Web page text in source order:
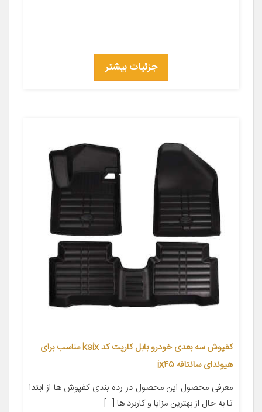
جزئیات بیشتر
کفپوش سه بعدی خودرو بابل کارپت کد ksix مناسب برای
هیوندای سانتافه ix45
معرفی محصول این محصول در رده بندی کفپوش ها از ابتدا
تا به حال از بهترین مزایا و کاربرد ها […]